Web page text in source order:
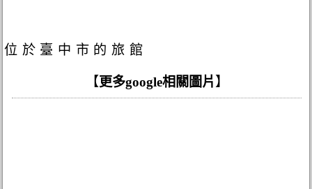
位於臺中市的旅館
【更多google相關圖片 】